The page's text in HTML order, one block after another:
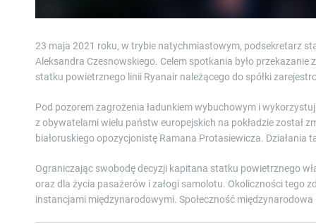
23 maja 2021 roku, w trybie natychmiastowym, podsekretarz
Aleksandra Czesnowskiego. Celem spotkania było
statku powietrznego linii Ryanair należącego do spółki
Pod pozorem zagrożenia ładunkiem wybuchowym i
z obywatelami wielu państw europejskich na pokładzie został
białoruskiego opozycjonistę Ramana Protasiewicza.
Ograniczając swobodę decyzji kapitana statku powietrznego
oraz dla życia pasażerów i załogi samolotu. Okoliczności tego
instancjami międzynarodowymi. Społeczność